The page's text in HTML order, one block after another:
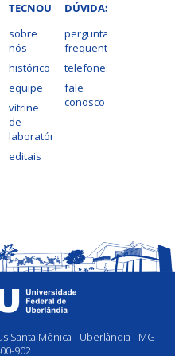
TECNOUFU
sobre
nós
histórico
equipe
vitrine
de
laboratórios
editais
DÚVIDAS?
perguntas
frequentes
telefones
fale
conosco
Santa Mônica - Uberlândia - MG -
902